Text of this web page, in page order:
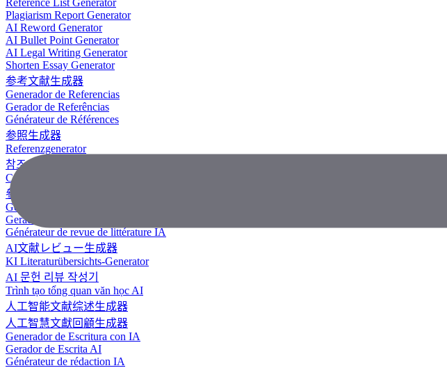
Reference List Generator
Plagiarism Report Generator
AI Reword Generator
AI Bullet Point Generator
AI Legal Writing Generator
Shorten Essay Generator
参考文献生成器
Generador de Referencias
Gerador de Referências
Générateur de Références
参照生成器
Referenzgenerator
참조 생성기
Công Cụ Tạo Tài Liệu Tham Khảo
參考文獻生成器
Generador de revisión literaria con IA
Gerador de Revisão de Literatura em IA
Générateur de revue de littérature IA
AI文献レビュー生成器
KI Literaturübersichts-Generator
AI 문헌 리뷰 작성기
Trình tạo tổng quan văn học AI
人工智能文献综述生成器
人工智慧文獻回顧生成器
Generador de Escritura con IA
Gerador de Escrita AI
Générateur de rédaction IA